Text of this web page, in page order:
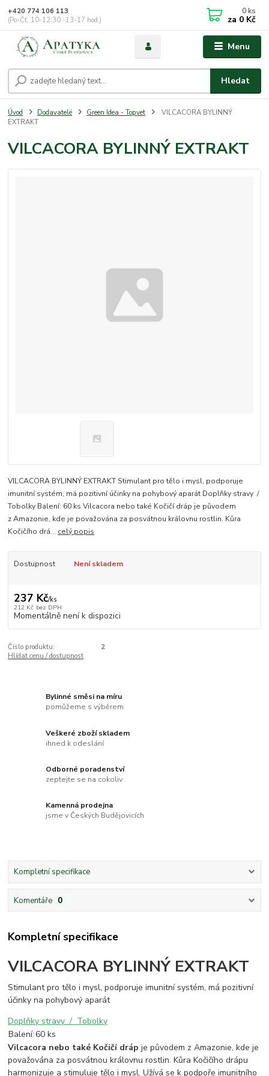
Menu
Hledat
+420 774 106 113
(Po-Čt, 10-12:30 -13-17 hod.)
0 ks
za 0 Kč
Úvod Dodavatelé Green Idea - Topvet
VILCACORA BYLINNÝ
EXTRAKT
VILCACORA BYLINNÝ EXTRAKT
VILCACORA BYLINNÝ EXTRAKT Stimulant pro tělo i mysl, podporuje
imunitní systém, má pozitivní účinky na pohybový aparát Doplňky stravy /
Tobolky Balení: 60 ks Vilcacora nebo také Kočičí dráp je původem
z Amazonie, kde je považována za posvátnou královnu rostlin. Kůra
Kočičího drá... celý popis
Dostupnost Není skladem
237 Kč/ks
212 Kč bez DPH
Momentálně není k dispozici
Číslo produktu:
2
Hlídat cenu / dostupnost
Bylinné směsi na míru
pomůžeme s výběrem
Veškeré zboží skladem
ihned k odeslání
Odborné poradenství
zeptejte se na cokoliv
Kamenná prodejna
jsme v Českých Budějovicích
Kompletní specifikace
Komentáře 0
Kompletní specifikace
VILCACORA BYLINNÝ EXTRAKT
Stimulant pro tělo i mysl, podporuje imunitní systém, má pozitivní
účinky na pohybový aparát
Doplňky stravy / Tobolky
Balení:60 ks
Vilcacora nebo také Kočičí drápje původem z Amazonie, kde je
považována za posvátnou královnu rostlin. Kůra Kočičího drápu
harmonizuje a stimuluje tělo i mysl. Užívá se k podpoře imunitního